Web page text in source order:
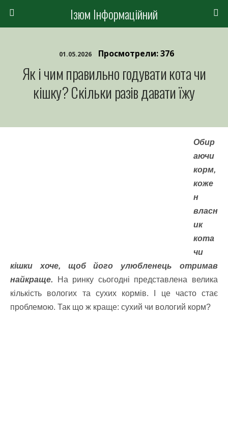
Ізюм Інформаційний
01.05.2026 Просмотрели: 376
Як і чим правильно годувати кота чи
кішку? Скільки разів давати їжу
Обир
аючи
корм,
коже
н
власн
ик
кота
чи
кішки хоче, щоб його улюбленець отримав
найкраще. На ринку сьогодні представлена велика
кількість вологих та сухих кормів. І це часто стає
проблемою. Так що ж краще: сухий чи вологий корм?